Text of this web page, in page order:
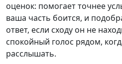
оценок: помогает точнее
ваша часть боится, и
ответ, если сходу он не
спокойный голос рядом,
расслышать.